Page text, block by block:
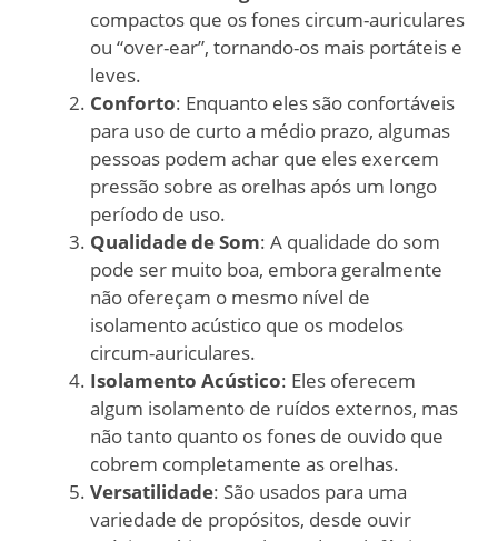
compactos que os fones circum-auriculares
ou “over-ear”, tornando-os mais portáteis e
leves.
Conforto: Enquanto eles são confortáveis
para uso de curto a médio prazo, algumas
pessoas podem achar que eles exercem
pressão sobre as orelhas após um longo
período de uso.
Qualidade de Som: A qualidade do som
pode ser muito boa, embora geralmente
não ofereçam o mesmo nível de
isolamento acústico que os modelos
circum-auriculares.
Isolamento Acústico: Eles oferecem
algum isolamento de ruídos externos, mas
não tanto quanto os fones de ouvido que
cobrem completamente as orelhas.
Versatilidade: São usados ​​para uma
variedade de propósitos, desde ouvir